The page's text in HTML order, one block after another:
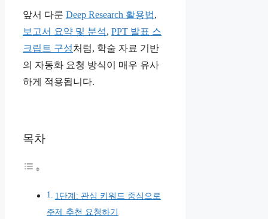
앞서 다룬 Deep Research 활용법,
보고서 요약 및 분석, PPT 발표 스
크립트 구성처럼, 학술 자료 기반
의 자동화 요청 방식이 매우 유사
하게 적용됩니다.
목차
1단계: 관심 키워드 중심으로
주제 추천 요청하기